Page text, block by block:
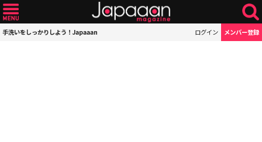
手洗いをしっかりしよう！Japaaan ログイン メンバー登録